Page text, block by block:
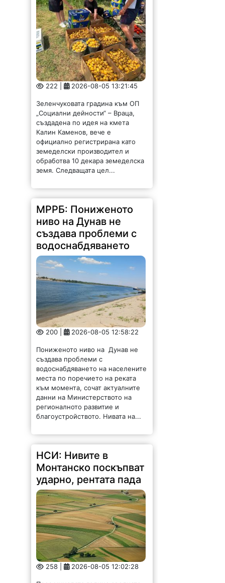
Зеленчуковата градина към ОП
„Социални дейности“ – Враца,
създадена по идея на кмета
Калин Каменов, вече е
официално регистрирана като
земеделски производител и
обработва 10 декара земеделска
земя. Следващата цел...
МРРБ: Пониженото
ниво на Дунав не
създава проблеми с
водоснабдяването
200 | 2026-08-05 12:58:22
Пониженото ниво на Дунав не
създава проблеми с
водоснабдяването на населените
места по поречието на реката
към момента, сочат актуалните
данни на Министерството на
регионалното развитие и
благоустройството. Нивата на...
НСИ: Нивите в
Монтанско поскъпват
ударно, рентата пада
През миналата година средната
цена на сделките с ниви в област
Монтана възлиза на 1 963 лв. за
един декар, като бележи ръст от
9.1% спрямо 2024 година, сочат
данни...
Община Враца ще